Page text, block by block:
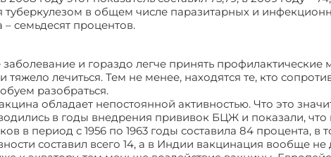
туберкулезом в общем числе паразитарных и
семьдесят процентов.
заболевание и гораздо легче принять профилактические
тяжело лечиться. Тем не менее, находятся те, кто
разобраться.
обладает непостоянной активностью. Что это
в годы внедрения прививок БЦЖ и показали, что
в период с 1956 по 1963 годы составила 84 процента, в
составил всего 14, а в Индии вакцинация вообще не